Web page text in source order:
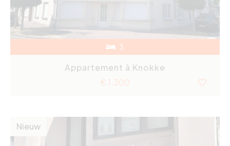
3
Appartement à Knokke
€ 1.300
Nieuw